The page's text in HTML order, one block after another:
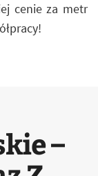
cenie za metr
–